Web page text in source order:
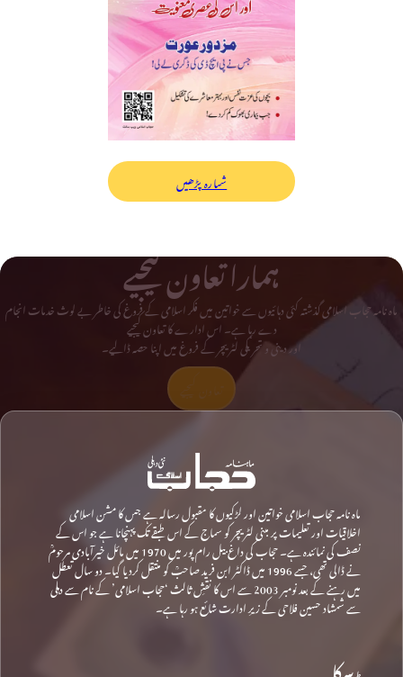
شمارہ پڑھیں
ہمارا تعاون کیجیے
ماہ نامہ حجاب اسلامی گذشتہ کئی دہائیوں سے خواتین میں فکر اسلامی کے فروغ کی خاطر بے لوث خدمات انجام
دے رہا ہے۔ اس ادارے کا تعاون کیجیے
اور دینی و تحریکی لٹریچر کے فروغ میں اپنا حصہ ڈالیے۔
ماہ نامہ حجاب اسلامی خواتین اور لڑکیوں کا مقبول رسالہ ہے جس کا مشن اسلامی
اخلاقیات اور تعلیمات پر مبنی لٹریچر کو سماج کے اس طبقے تک پہنچانا ہے جو اس کے
نصف کی نمائندہ ہے۔ حجاب کی داغ بیل رام پور میں 1970 میں مائل خیرآبادی مرحومؒ
نے ڈالی تھی، جسے 1996 میں ڈاکٹر ابن فرید صاحبؒ کو منتقل کردیا گیا۔ دو سال تعطل
میں رہنے کے بعد نومبر 2003 سے اس کا نقشِ ثالث ‘حجاب اسلامی’ کے نام سے دہلی
سے شمشاد حسین فلاحی کے زیرِ ادارت شائع ہو رہا ہے۔